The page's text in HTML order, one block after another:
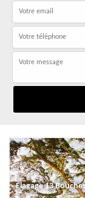
Elagage 13